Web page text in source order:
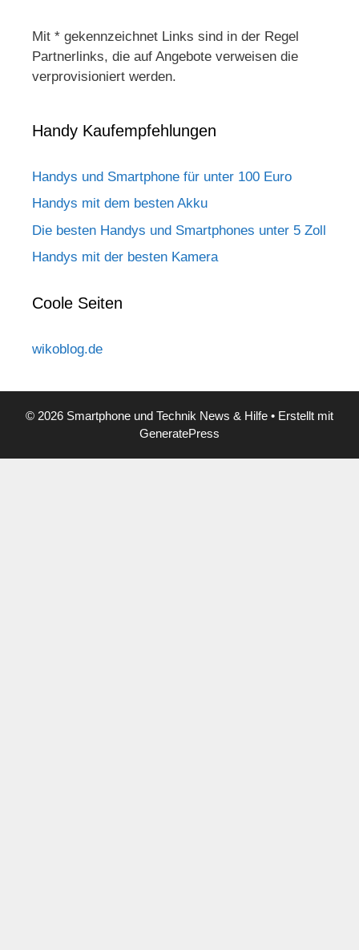
Mit * gekennzeichnet Links sind in der Regel
Partnerlinks, die auf Angebote verweisen die
verprovisioniert werden.
Handy Kaufempfehlungen
Handys und Smartphone für unter 100 Euro
Handys mit dem besten Akku
Die besten Handys und Smartphones unter 5 Zoll
Handys mit der besten Kamera
Coole Seiten
wikoblog.de
© 2026 Smartphone und Technik News & Hilfe • Erstellt mit
GeneratePress